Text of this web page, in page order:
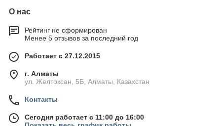
О нас
Рейтинг не сформирован
Менее 5 отзывов за последний год
Работает с 27.12.2015
г. Алматы
ул. Желтоксан, 5Б, Алматы, Казахстан
Контакты
Сегодня работает с 11:00 до 16:00